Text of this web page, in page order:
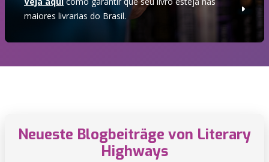
maiores livrarias do Brasil.
Neueste Blogbeiträge von Literary
Highways